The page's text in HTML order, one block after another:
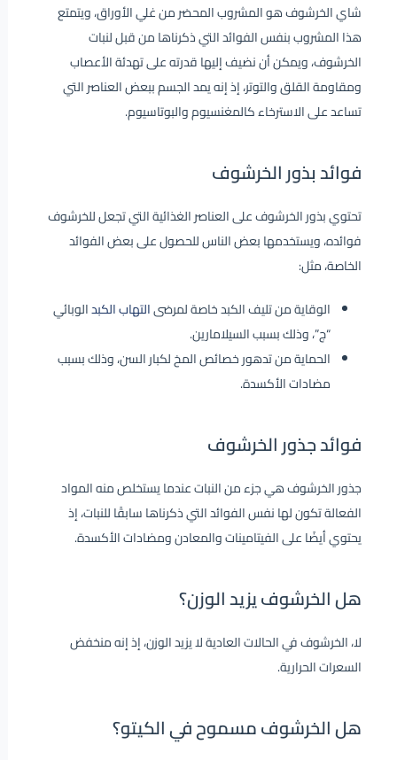
شاي الخرشوف هو المشروب المحضر من غلي الأوراق، ويتمتع
هذا المشروب بنفس الفوائد التي ذكرناها من قبل لنبات
الخرشوف، ويمكن أن نضيف إليها قدرته على تهدئة الأعصاب
ومقاومة القلق والتوتر، إذ إنه يمد الجسم ببعض العناصر التي
تساعد على الاسترخاء كالمغنسيوم والبوتاسيوم.
فوائد بذور الخرشوف
تحتوي بذور الخرشوف على العناصر الغذائية التي تجعل للخرشوف
فوائده، ويستخدمها بعض الناس للحصول على بعض الفوائد
الخاصة، مثل:
الوقاية من تليف الكبد خاصة لمرضىالتهاب الكبدالوبائي
“ج”، وذلك بسبب السيلامارين.
الحماية من تدهور خصائص المخ لكبار السن، وذلك بسبب
مضادات الأكسدة.
فوائد جذور الخرشوف
جذور الخرشوف هي جزء من النبات عندما يستخلص منه المواد
الفعالة تكون لها نفس الفوائد التي ذكرناها سابقًا للنبات، إذ
يحتوي أيضًا على الفيتامينات والمعادن ومضادات الأكسدة.
هل الخرشوف يزيد الوزن؟
لا، الخرشوف في الحالات العادية لا يزيد الوزن، إذ إنه منخفض
السعرات الحرارية.
هل الخرشوف مسموح في الكيتو؟